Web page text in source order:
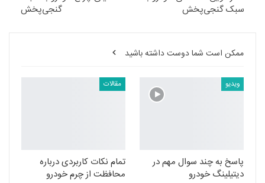
سبک گنجی‌پخش
گنجی‌پخش
ممکن است شما دوست داشته باشید
ویدیو
پاسخ به چند سوال مهم در
دیتیلینگ خودرو
مقالات
تمام نکات کاربردی درباره
محافظت از چرم خودرو